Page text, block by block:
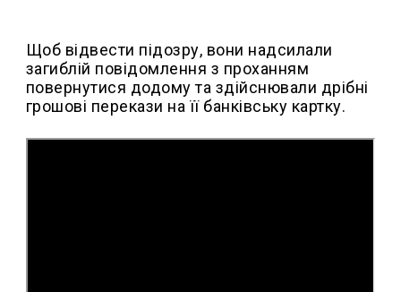
Щоб відвести підозру, вони надсилали
загиблій повідомлення з проханням
повернутися додому та здійснювали дрібні
грошові перекази на її банківську картку.